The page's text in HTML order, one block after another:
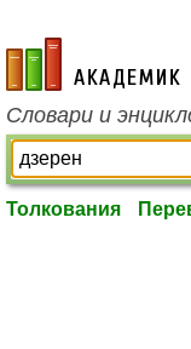
academic.ru
Словари и
Толкования